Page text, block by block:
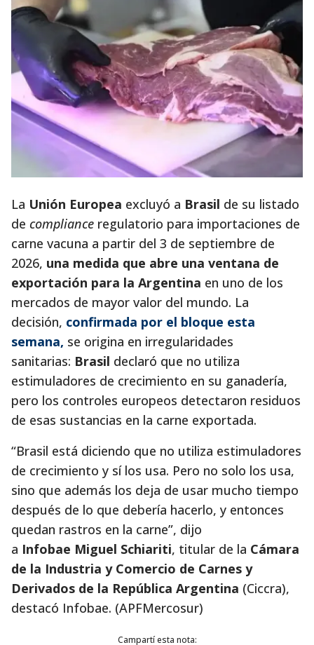
La Unión Europea excluyó a Brasil de su listado
de compliance regulatorio para importaciones de
carne vacuna a partir del 3 de septiembre de
2026, una medida que abre una ventana de
exportación para la Argentina en uno de los
mercados de mayor valor del mundo. La
decisión, confirmada por el bloque esta
semana, se origina en irregularidades
sanitarias: Brasil declaró que no utiliza
estimuladores de crecimiento en su ganadería,
pero los controles europeos detectaron residuos
de esas sustancias en la carne exportada.
“Brasil está diciendo que no utiliza estimuladores
de crecimiento y sí los usa. Pero no solo los usa,
sino que además los deja de usar mucho tiempo
después de lo que debería hacerlo, y entonces
quedan rastros en la carne”, dijo
a Infobae Miguel Schiariti, titular de la Cámara
de la Industria y Comercio de Carnes y
Derivados de la República Argentina (Ciccra),
destacó Infobae. (APFMercosur)
Campartí esta nota: